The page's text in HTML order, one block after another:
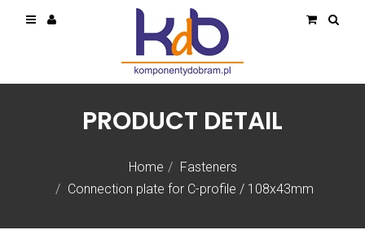
Home
Fasteners
Connection plate for C-profile / 108x43mm
PRODUCT DETAIL